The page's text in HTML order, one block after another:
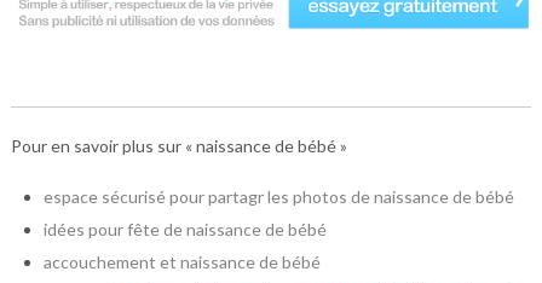
Pour en savoir plus sur « naissance de bébé »
espace sécurisé pour partagr les photos de naissance de bébé
idées pour fête de naissance de bébé
accouchement et naissance de bébé